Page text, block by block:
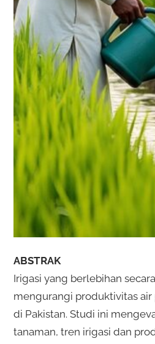
ABSTRAK
Irigasi yang berlebihan
mengurangi produktivitas air
di Pakistan. Studi ini
tanaman, tren irigasi dan